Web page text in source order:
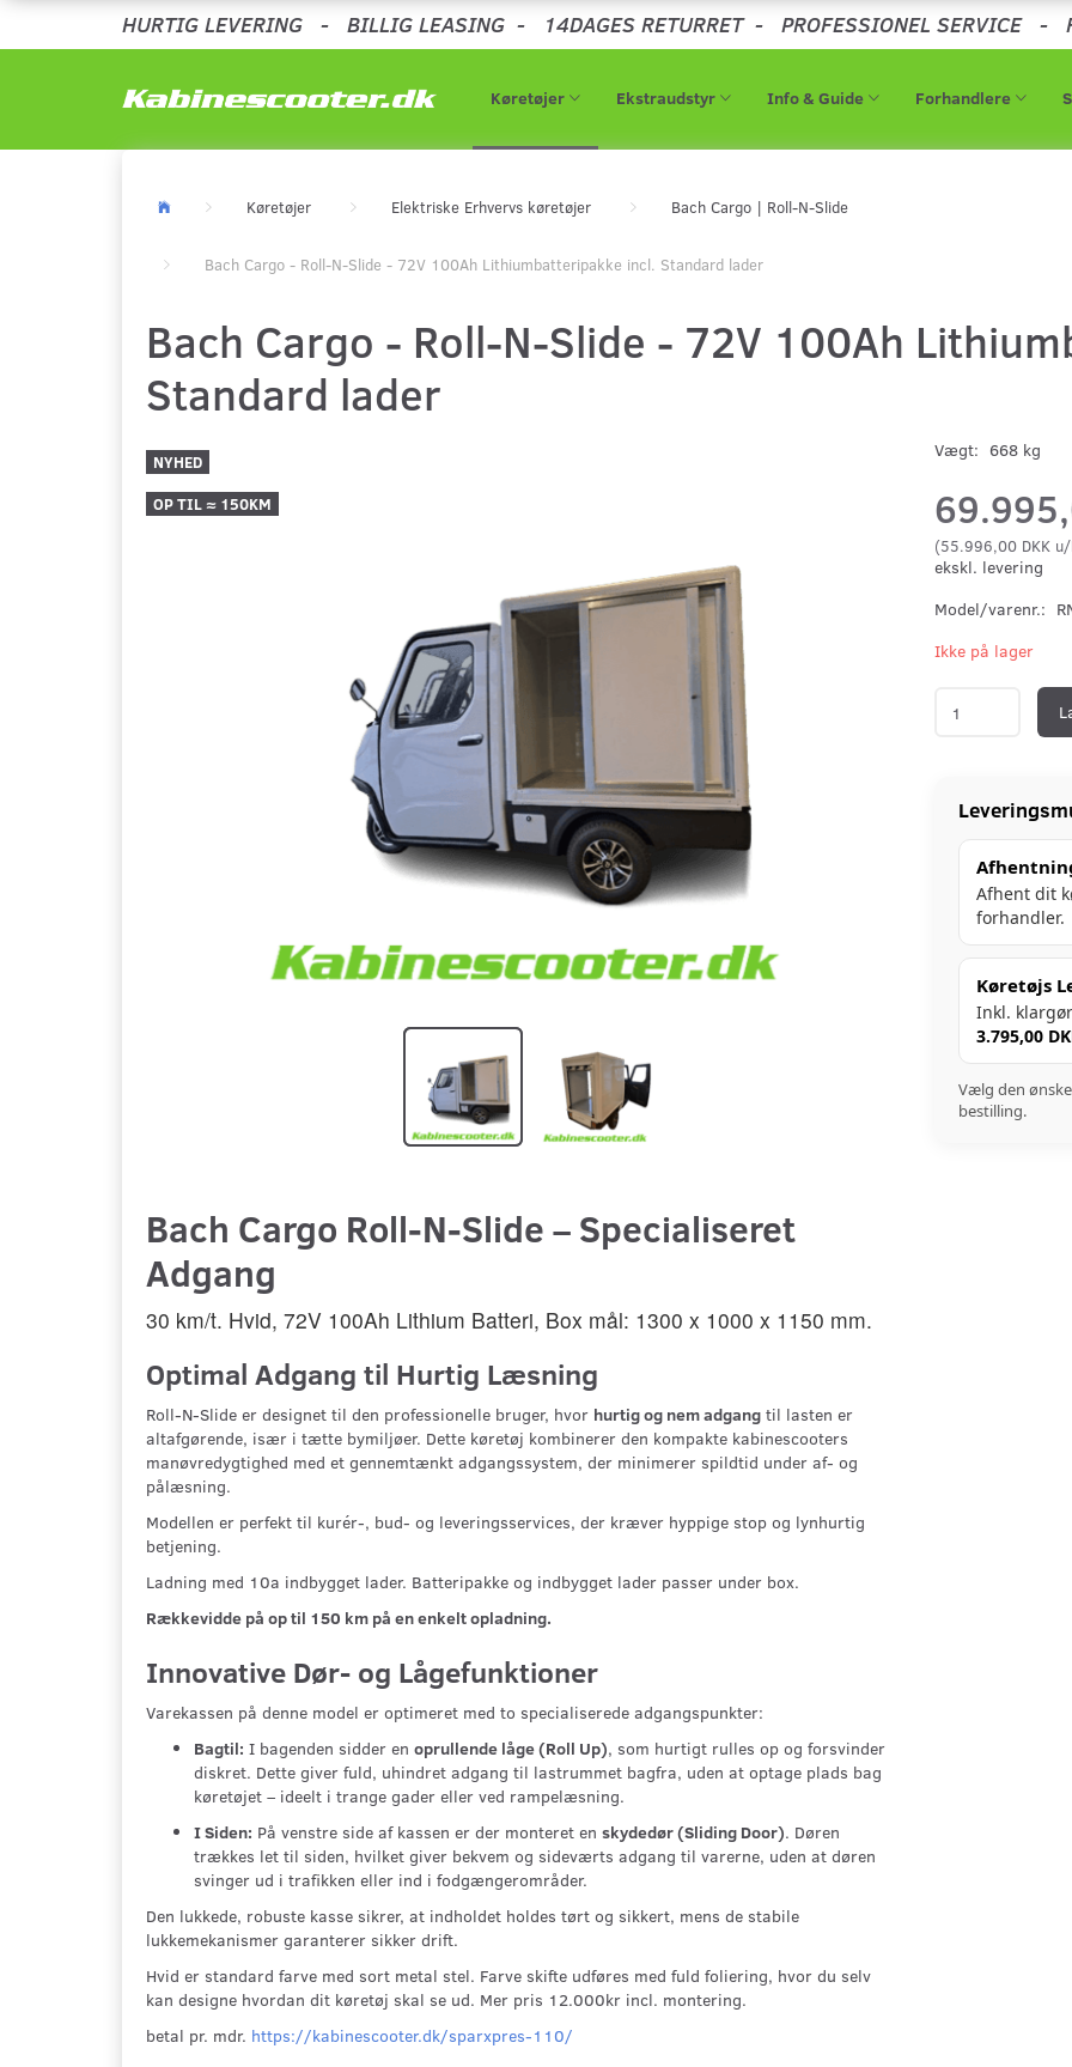
HURTIG LEVERING - BILLIG LEASING - 14DAGES RETURRET- PROFESSIONEL SERVICE-
Køretøjer Ekstraudstyr Info & Guide Forhandlere
Køretøjer Elektriske Erhvervs køretøjer Bach Cargo | Roll-N-Slide
Bach Cargo - Roll-N-Slide - 72V 100Ah Lithiumbatteripakke incl. Standard lader
Bach Cargo - Roll-N-Slide - 72V 100Ah
Standard lader
NYHED
OP TIL ≈ 150KM
Bach Cargo Roll-N-Slide – Specialiseret
Adgang
30 km/t. Hvid, 72V 100Ah Lithium Batteri, Box mål: 1300 x 1000 x 1150 mm.
Optimal Adgang til Hurtig Læsning
Roll-N-Slide er designet til den professionelle bruger, hvor hurtig og nem adgang til lasten er
altafgørende, især i tætte bymiljøer. Dette køretøj kombinerer den kompakte kabinescooters
manøvredygtighed med et gennemtænkt adgangssystem, der minimerer spildtid under af- og
pålæsning.
Modellen er perfekt til kurér-, bud- og leveringsservices, der kræver hyppige stop og lynhurtig
betjening.
Ladning med 10a indbygget lader. Batteripakke og indbygget lader passer under box.
Rækkevidde på op til 150 km på en enkelt opladning.
Innovative Dør- og Lågefunktioner
Varekassen på denne model er optimeret med to specialiserede adgangspunkter:
Bagtil: I bagenden sidder en oprullende låge (Roll Up), som hurtigt rulles op og forsvinder
diskret. Dette giver fuld, uhindret adgang til lastrummet bagfra, uden at optage plads bag
køretøjet – ideelt i trange gader eller ved rampelæsning.
I Siden: På venstre side af kassen er der monteret en skydedør (Sliding Door). Døren
trækkes let til siden, hvilket giver bekvem og sideværts adgang til varerne, uden at døren
svinger ud i trafikken eller ind i fodgængerområder.
Den lukkede, robuste kasse sikrer, at indholdet holdes tørt og sikkert, mens de stabile
lukkemekanismer garanterer sikker drift.
Hvid er standard farve med sort metal stel. Farve skifte udføres med fuld foliering, hvor du selv
kan designe hvordan dit køretøj skal se ud. Mer pris 12.000kr incl. montering.
betal pr. mdr. https://kabinescooter.dk/sparxpres-110/
Vægt: 668 kg
(55.996,00 DKK
ekskl. levering
Model/varenr.:
Ikke på lager
Afhent dit
forhandler.
Køretøjs
Inkl.
3.795,00
Vælg den
bestilling.